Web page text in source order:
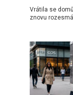
Vrátila se
znovu